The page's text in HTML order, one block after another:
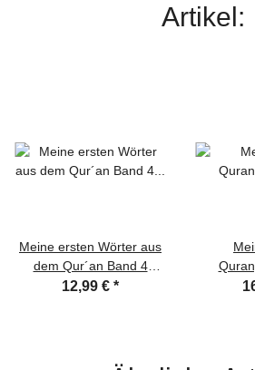
Artikel:
Meine ersten Wörter aus
dem Qur´an Band 4
(Körperteile)
12,99 € *